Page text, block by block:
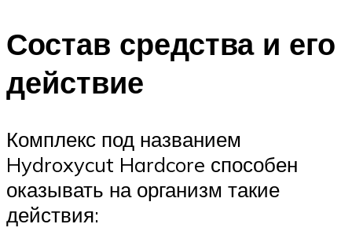
Состав средства и его
действие
Комплекс под названием
Hydroxycut Hardcore способен
оказывать на организм такие
действия: